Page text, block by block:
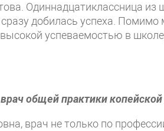
Одиннадцатиклассница
сразу добилась успеха.
высокой успеваемостью в
общей практики
врач не только по